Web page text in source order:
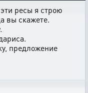
ресы я строю
вы скажете.
предложение